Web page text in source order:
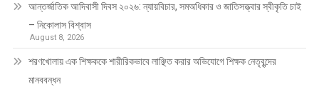
আন্তর্জাতিক আদিবাসী দিবস ২০২৬: ন্যায়বিচার, সমঅধিকার ও জাতিসত্ত্বার স্বীকৃতি চাই
– নিকোলাস বিশ্বাস
August 8, 2026
শরণখোলায় এক শিক্ষককে শারীরিকভাবে লাঞ্ছিত করার অভিযোগে শিক্ষক নেতৃবৃন্দের
মানববন্ধন